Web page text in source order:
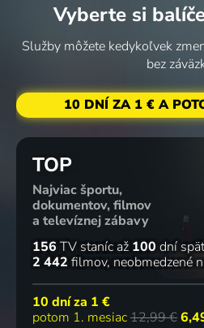
Vyberte si
Služby môžete kedykoľvek
bez
10 DNÍ ZA 1 € A
TOP
Najviac športu,
dokumentov, filmov
a televíznej zábavy
156 TV staníc až 100 dní
2 442 filmov neobmedzené
10 dní za 1 €
potom 1. mesiac12,99 €